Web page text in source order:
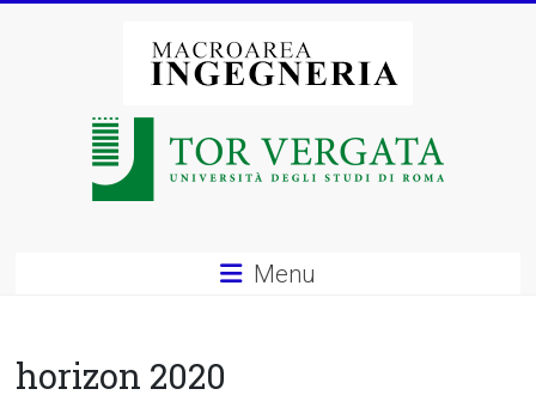
Macroarea
degli
Menu
horizon 2020